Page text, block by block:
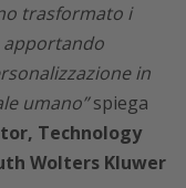
trasformato i
apportando
in
umano”spiega
Technology
Wolters Kluwer